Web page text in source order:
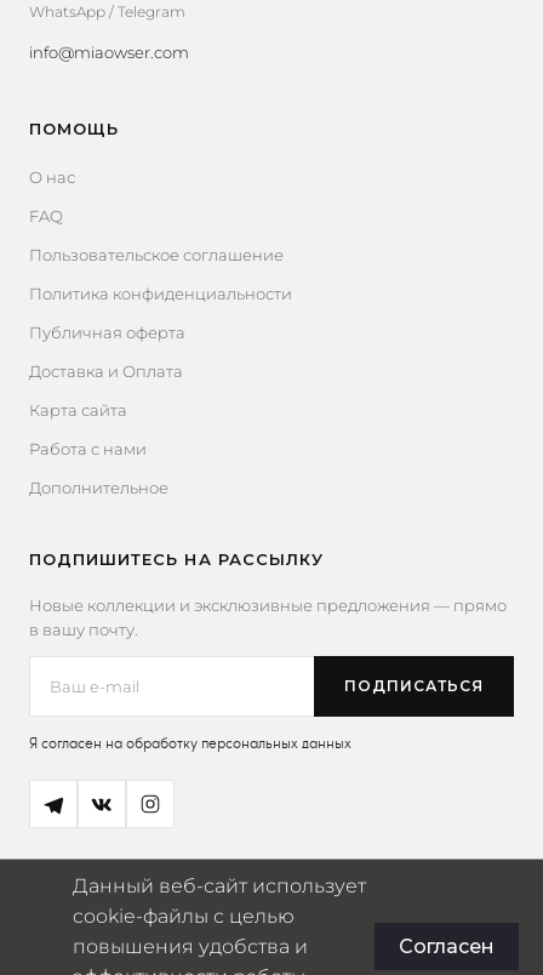
WhatsApp / Telegram
info@miaowser.com
ПОМОЩЬ
О нас
FAQ
Пользовательское соглашение
Политика конфиденциальности
Публичная оферта
Доставка и Оплата
Карта сайта
Работа с нами
Дополнительное
ПОДПИШИТЕСЬ НА РАССЫЛКУ
Новые коллекции и эксклюзивные предложения — прямо
в вашу почту.
Я согласен на обработку персональных данных
© 2026 Miaowser
ИП Югай Владислав Александрович · ИНН: 770375613841 ·
Данный веб-сайт использует
cookie-файлы с целью
повышения удобства и
Согласен